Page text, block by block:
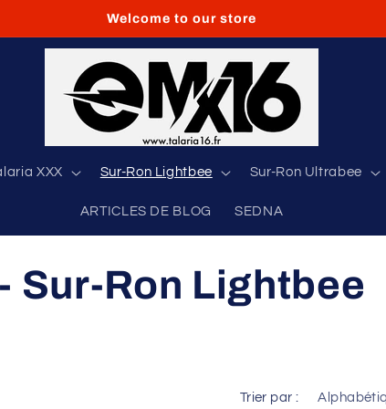
Welcome to our store
XXX Sur-Ron Lightbee Sur-Ron Ultrabee
ARTICLES DE BLOG SEDNA
Sur-Ron Lightbee
Trier par :